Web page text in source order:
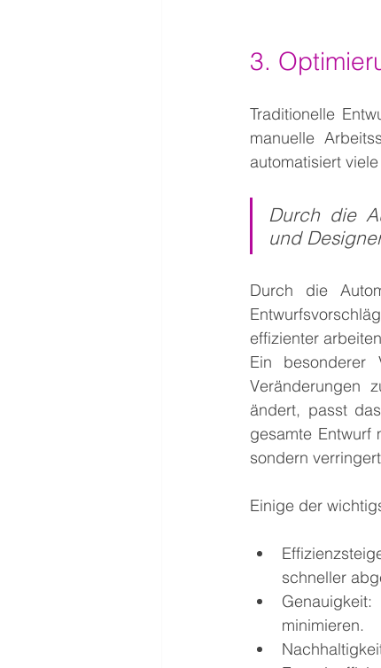
3.
Traditionelle
manuelle
automatisiert
Durch die
und
Durch die
effizienter
Ein
Veränderungen
ändert, passt
gesamte Entwurf
sondern
Einige der
schneller
minimieren.